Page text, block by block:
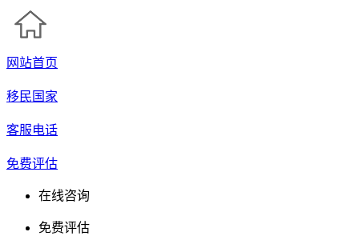
网站首页
移民国家
客服电话
免费评估
在线咨询
免费评估